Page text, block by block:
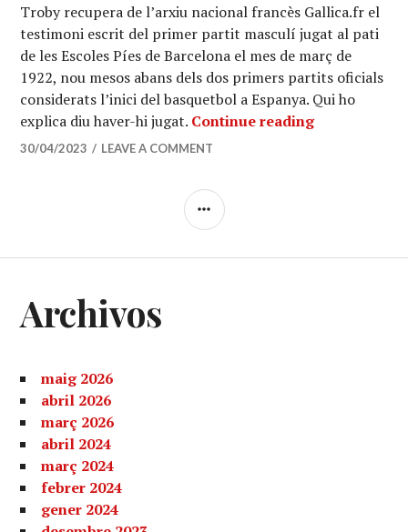
Troby recupera de l’arxiu nacional francès Gallica.fr el
testimoni escrit del primer partit masculí jugat al pati
de les Escoles Píes de Barcelona el mes de març de
1922, nou mesos abans dels dos primers partits oficials
considerats l’inici del basquetbol a Espanya. Qui ho
explica diu haver-hi jugat. Continue reading1922. El
30/04/2023 LEAVE A COMMENT
SIDEBAR
Archivos
maig 2026
abril 2026
març 2026
abril 2024
març 2024
febrer 2024
gener 2024